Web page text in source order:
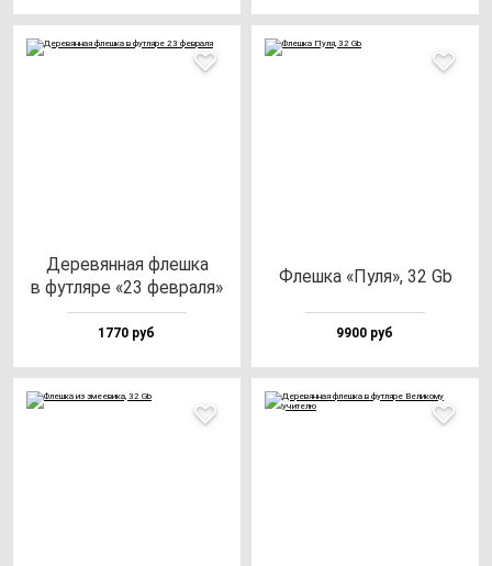
Дере­вян­ная флеш­ка
в фут­ля­ре «23 фев­ра­ля»
1770 руб
Флеш­ка «Пуля», 32 Gb
9900 руб